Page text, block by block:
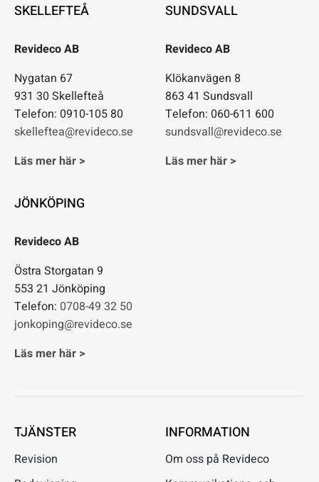
SKELLEFTEÅ
Revideco AB
Nygatan 67
931 30 Skellefteå
Telefon: 0910-105 80
skelleftea@revideco.se
Läs mer här >
SUNDSVALL
Revideco AB
Klökanvägen 8
863 41 Sundsvall
Telefon: 060-611 600
sundsvall@revideco.se
Läs mer här >
JÖNKÖPING
Revideco AB
Östra Storgatan 9
553 21 Jönköping
Telefon: 0708-49 32 50
jonkoping@revideco.se
Läs mer här >
TJÄNSTER
Revision
INFORMATION
Om oss på Revideco